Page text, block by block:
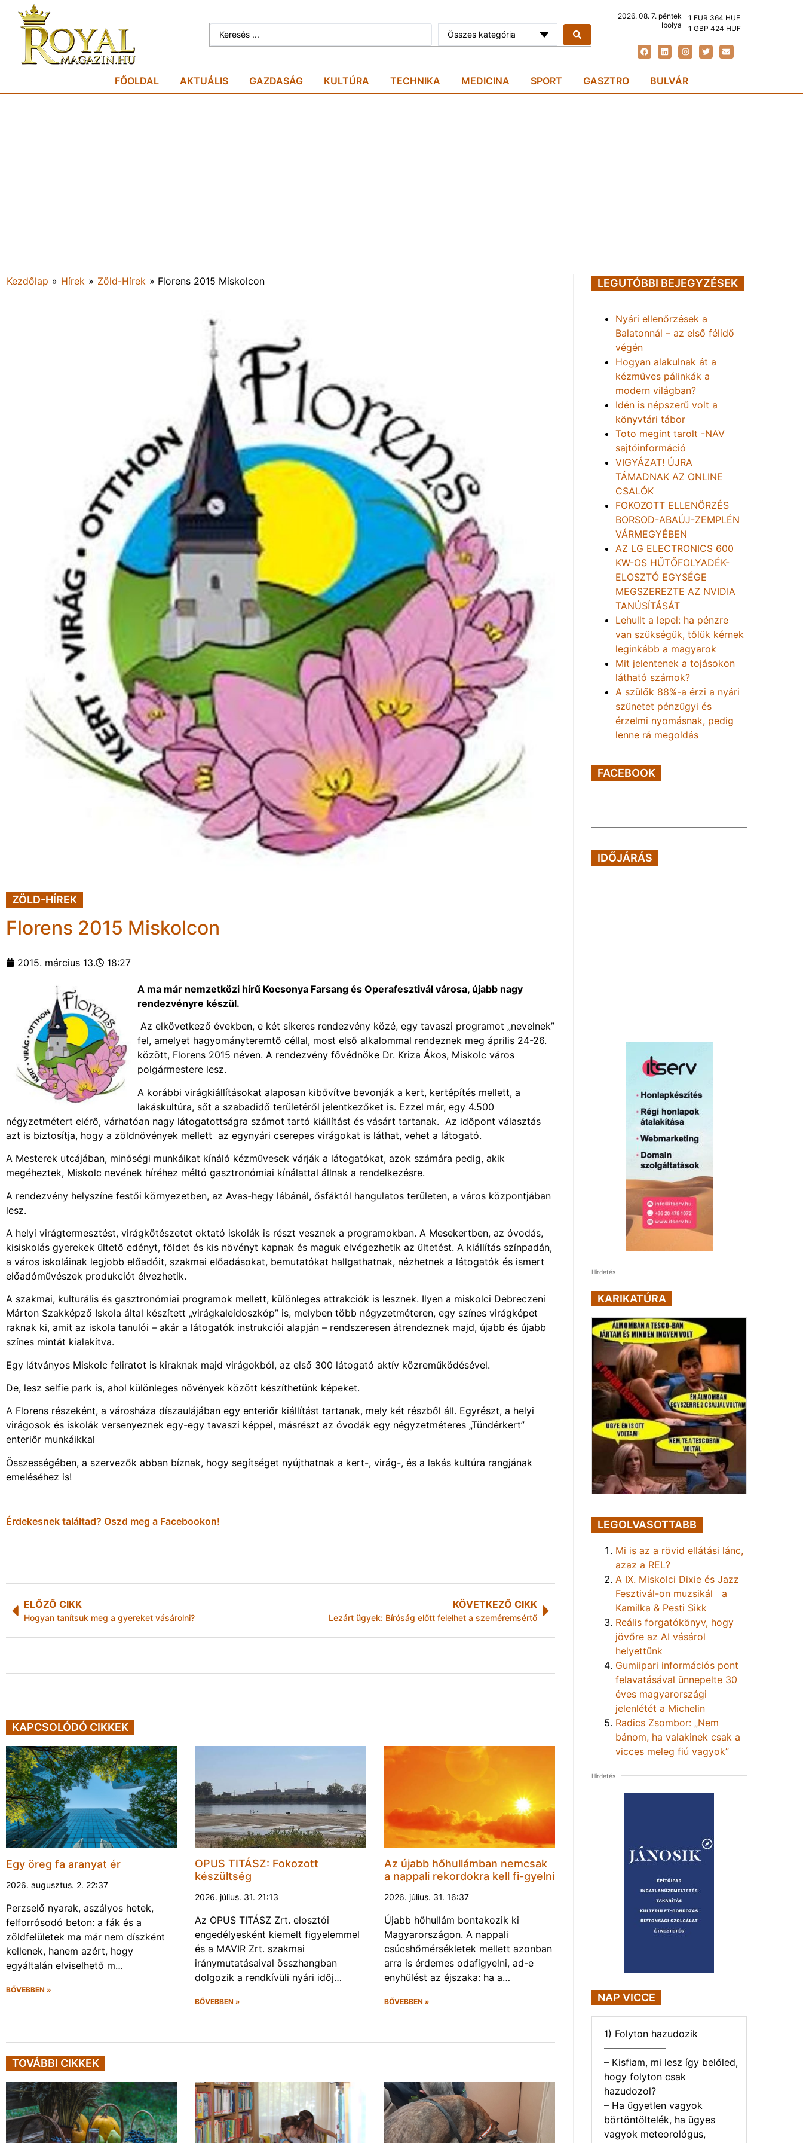
Összes kategória
2026. 08. 7. péntek
Ibolya
1 EUR 364 HUF
1 GBP 424 HUF
FŐOLDAL AKTUÁLIS GAZDASÁG KULTÚRA TECHNIKA MEDICINA SPORT GASZTRO BULVÁR
Kezdőlap » Hírek » Zöld-Hírek » Florens 2015 Miskolcon
ZÖLD-HÍREK
Florens 2015 Miskolcon
2015. március 13. 18:27
A ma már nemzetközi hírű Kocsonya Farsang és Operafesztivál városa, újabb nagy
rendezvényre készül.
Az elkövetkező években, e két sikeres rendezvény közé, egy tavaszi programot „nevelnek”
fel, amelyet hagyományteremtő céllal, most első alkalommal rendeznek meg április 24-26.
között, Florens 2015 néven. A rendezvény fővédnöke Dr. Kriza Ákos, Miskolc város
polgármestere lesz.
A korábbi virágkiállításokat alaposan kibővítve bevonják a kert, kertépítés mellett, a
lakáskultúra, sőt a szabadidő területéről jelentkezőket is. Ezzel már, egy 4.500
négyzetmétert elérő, várhatóan nagy látogatottságra számot tartó kiállítást és vásárt tartanak. Az időpont választás
azt is biztosítja, hogy a zöldnövények mellett az egynyári cserepes virágokat is láthat, vehet a látogató.
A Mesterek utcájában, minőségi munkáikat kínáló kézművesek várják a látogatókat, azok számára pedig, akik
megéheztek, Miskolc nevének híréhez méltó gasztronómiai kínálattal állnak a rendelkezésre.
A rendezvény helyszíne festői környezetben, az Avas-hegy lábánál, ősfáktól hangulatos területen, a város központjában
lesz.
A helyi virágtermesztést, virágkötészetet oktató iskolák is részt vesznek a programokban. A Mesekertben, az óvodás,
kisiskolás gyerekek ültető edényt, földet és kis növényt kapnak és maguk elvégezhetik az ültetést. A kiállítás színpadán,
a város iskoláinak legjobb előadóit, szakmai előadásokat, bemutatókat hallgathatnak, nézhetnek a látogatók és ismert
előadóművészek produkciót élvezhetik.
A szakmai, kulturális és gasztronómiai programok mellett, különleges attrakciók is lesznek. Ilyen a miskolci Debreczeni
Márton Szakképző Iskola által készített „virágkaleidoszkóp” is, melyben több négyzetméteren, egy színes virágképet
raknak ki, amit az iskola tanulói – akár a látogatók instrukciói alapján – rendszeresen átrendeznek majd, újabb és újabb
színes mintát kialakítva.
Egy látványos Miskolc feliratot is kiraknak majd virágokból, az első 300 látogató aktív közreműködésével.
De, lesz selfie park is, ahol különleges növények között készíthetünk képeket.
A Florens részeként, a városháza díszaulájában egy enteriőr kiállítást tartanak, mely két részből áll. Egyrészt, a helyi
virágosok és iskolák versenyeznek egy-egy tavaszi képpel, másrészt az óvodák egy négyzetméteres „Tündérkert”
enteriőr munkáikkal
Összességében, a szervezők abban bíznak, hogy segítséget nyújthatnak a kert-, virág-, és a lakás kultúra rangjának
emeléséhez is!
Érdekesnek találtad? Oszd meg a Facebookon!
ELŐZŐ CIKK
Hogyan tanítsuk meg a gyereket vásárolni?
KÖVETKEZŐ CIKK
Lezárt ügyek: Bíróság előtt felelhet a szeméremsértő
KAPCSOLÓDÓ CIKKEK
Egy öreg fa aranyat ér
2026. augusztus. 2. 22:37
Perzselő nyarak, aszályos hetek,
felforrósodó beton: a fák és a
zöldfelületek ma már nem díszként
kellenek, hanem azért, hogy
egyáltalán elviselhető m…
BŐVEBBEN »
OPUS TITÁSZ: Fokozott
készültség
2026. július. 31. 21:13
Az OPUS TITÁSZ Zrt. elosztói
engedélyesként kiemelt figyelemmel
és a MAVIR Zrt. szakmai
iránymutatásaival összhangban
dolgozik a rendkívüli nyári időj…
BŐVEBBEN »
Az újabb hőhullámban nemcsak
a nappali rekordokra kell fi-gyelni
2026. július. 31. 16:37
Újabb hőhullám bontakozik ki
Magyarországon. A nappali
csúcshőmérsékletek mellett azonban
arra is érdemes odafigyelni, ad-e
enyhülést az éjszaka: ha a…
BŐVEBBEN »
TOVÁBBI CIKKEK
LEGUTÓBBI BEJEGYZÉSEK
Nyári ellenőrzések a
Balatonnál – az első félidő
végén
Hogyan alakulnak át a
kézműves pálinkák a
modern világban?
Idén is népszerű volt a
könyvtári tábor
Toto megint tarolt -NAV
sajtóinformáció
VIGYÁZAT! ÚJRA
TÁMADNAK AZ ONLINE
CSALÓK
FOKOZOTT ELLENŐRZÉS
BORSOD-ABAÚJ-ZEMPLÉN
VÁRMEGYÉBEN
AZ LG ELECTRONICS 600
KW-OS HŰTŐFOLYADÉK-
ELOSZTÓ EGYSÉGE
MEGSZEREZTE AZ NVIDIA
TANÚSÍTÁSÁT
Lehullt a lepel: ha pénzre
van szükségük, tőlük kérnek
leginkább a magyarok
Mit jelentenek a tojásokon
látható számok?
A szülők 88%-a érzi a nyári
szünetet pénzügyi és
érzelmi nyomásnak, pedig
lenne rá megoldás
FACEBOOK
IDŐJÁRÁS
Hirdetés
KARIKATÚRA
LEGOLVASOTTABB
Mi is az a rövid ellátási lánc,
azaz a REL?
A IX. Miskolci Dixie és Jazz
Fesztivál-on muzsikál a
Kamilka & Pesti Sikk
Reális forgatókönyv, hogy
jövőre az AI vásárol
helyettünk
Gumiipari információs pont
felavatásával ünnepelte 30
éves magyarországi
jelenlétét a Michelin
Radics Zsombor: „Nem
bánom, ha valakinek csak a
vicces meleg fiú vagyok”
Hirdetés
NAP VICCE
1) Folyton hazudozik
——————–
– Kisfiam, mi lesz így belőled,
hogy folyton csak
hazudozol?
– Ha ügyetlen vagyok
börtöntöltelék, ha ügyes
vagyok meteorológus,